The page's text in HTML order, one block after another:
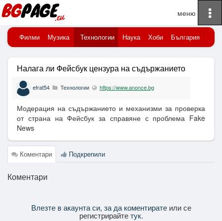
Начало
Филми Музика Технологии Наука Хоби България
Налага ли Фейсбук цензура на съдържанието
efrat54 Технологии https://www.anonce.bg
Модерация на съдържанието и механизми за проверка
от страна на Фейсбук за справяне с проблема Fake
News
Коментари Подкрепили
Коментари
Влезте в акаунта си, за да коментиратеили се
регистрирайтетук.